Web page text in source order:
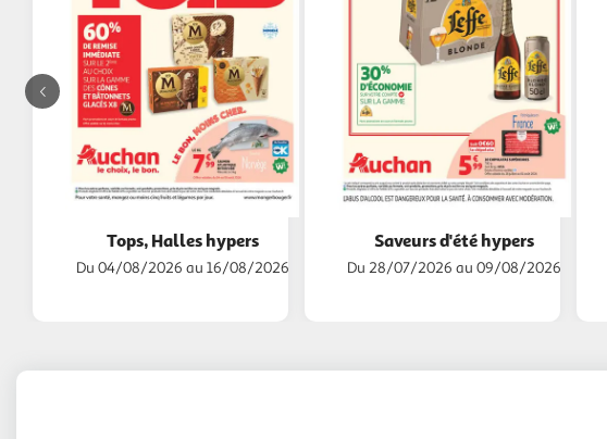
Tops, Halles hypers
Du 04/08/2026 au 16/08/2026
Saveurs d'été hypers
Du 28/07/2026 au 09/08/2026
Diapositive
précédente
catalogues